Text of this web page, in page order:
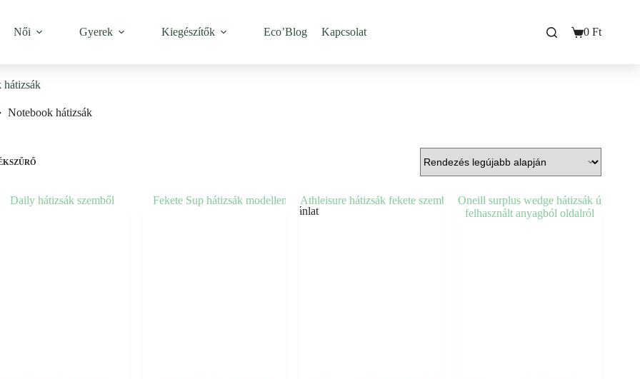
Női Gyerek Kiegészítők Eco’Blog Kapcsolat
Bevásárló
0 Ft
hátizsák
Notebook hátizsák
Ajánlat